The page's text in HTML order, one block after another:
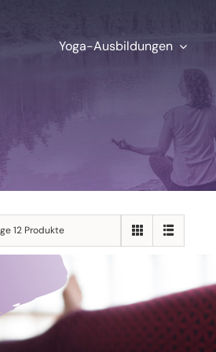
Yoga-Ausbildungen
12 Produkte